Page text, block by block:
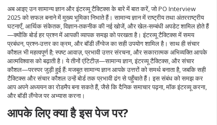
अब आइए उनसामान्य ज्ञानऔरइंटरव्यू टैक्टिक्सके बारे में बात करें, जो PO Interview
2025 को सफल बनाने में मुख्य भूमिका निभाते हैं। सामान्य ज्ञान में राष्ट्रीय तथा अंतरराष्ट्रीय
घटनाएँ, आर्थिक संकेतक, विज्ञान‑तकनीक की नई खोजें, और खेल‑सम्बंधी अपडेट शामिल होते हैं
—क्योंकि बोर्ड हर प्रश्न में आपकी व्यापक समझ को परखता है। इंटरव्यू टैक्टिक्स में समय
प्रबंधन, प्रश्न‑उत्तर का क्रम, और बॉडी लैंग्वेज का सही उपयोग शामिल है। साथ हीसंचार
कौशलभी महत्वपूर्ण है; स्पष्ट आवाज़, प्रभावी उत्तर संरचना, और सकारात्मक अभिव्यक्ति आपके
आत्मविश्वास को बढ़ाती है। ये तीनों एंटिटीज़—सामान्य ज्ञान, इंटरव्यू टैक्टिक्स, और संचार
कौशल—परस्पर जुड़ी हुई हैं: मजबूत सामान्य ज्ञान आपके उत्तरों को समर्थ बनाता है, जबकि सही
टैक्टिक्स और संचार कौशल उन्हें बोर्ड तक प्रभावी ढंग से पहुँचाते हैं। इस संबंध को समझ कर
आप अपने अध्ययन का रोडमैप बना सकते हैं, जैसे कि दैनिक समाचार पढ़ना, मॉक इंटरव्यू करना,
और बॉडी लैंग्वेज पर अभ्यास करना।
आपके लिए क्या है इस पेज पर?